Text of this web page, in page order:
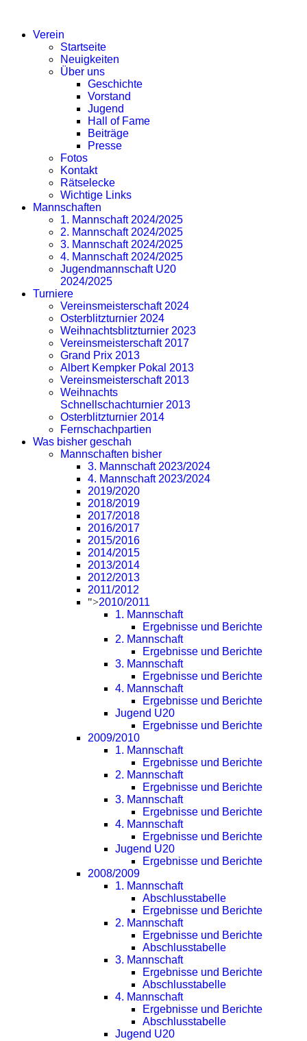
Verein
Startseite
Neuigkeiten
Über uns
Geschichte
Vorstand
Jugend
Hall of Fame
Beiträge
Presse
Fotos
Kontakt
Rätselecke
Wichtige Links
Mannschaften
1. Mannschaft 2024/2025
2. Mannschaft 2024/2025
3. Mannschaft 2024/2025
4. Mannschaft 2024/2025
Jugendmannschaft U20
2024/2025
Turniere
Vereinsmeisterschaft 2024
Osterblitzturnier 2024
Weihnachtsblitzturnier 2023
Vereinsmeisterschaft 2017
Grand Prix 2013
Albert Kempker Pokal 2013
Vereinsmeisterschaft 2013
Weihnachts
Schnellschachturnier 2013
Osterblitzturnier 2014
Fernschachpartien
Was bisher geschah
Mannschaften bisher
3. Mannschaft 2023/2024
4. Mannschaft 2023/2024
2019/2020
2018/2019
2017/2018
2016/2017
2015/2016
2014/2015
2013/2014
2012/2013
2011/2012
">2010/2011
1. Mannschaft
Ergebnisse und Berichte
2. Mannschaft
Ergebnisse und Berichte
3. Mannschaft
Ergebnisse und Berichte
4. Mannschaft
Ergebnisse und Berichte
Jugend U20
Ergebnisse und Berichte
2009/2010
1. Mannschaft
Ergebnisse und Berichte
2. Mannschaft
Ergebnisse und Berichte
3. Mannschaft
Ergebnisse und Berichte
4. Mannschaft
Ergebnisse und Berichte
Jugend U20
Ergebnisse und Berichte
2008/2009
1. Mannschaft
Abschlusstabelle
Ergebnisse und Berichte
2. Mannschaft
Ergebnisse und Berichte
Abschlusstabelle
3. Mannschaft
Ergebnisse und Berichte
Abschlusstabelle
4. Mannschaft
Ergebnisse und Berichte
Abschlusstabelle
Jugend U20